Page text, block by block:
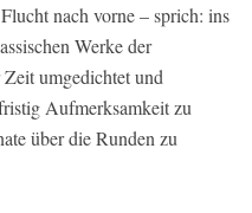
nach vorne – sprich: ins
Werke der
umgedichtet und
Aufmerksamkeit zu
über die Runden zu